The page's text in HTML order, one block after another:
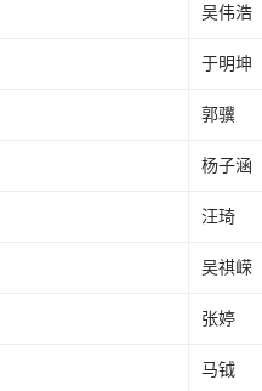
吴伟浩
于明坤
郭骥
杨子涵
汪琦
吴祺嵘
张婷
马钺